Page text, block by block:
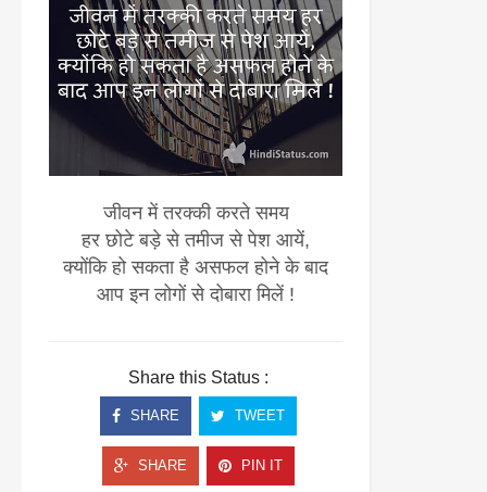
जीवन में तरक्की करते समय
हर छोटे बड़े से तमीज से पेश आयें,
क्योंकि हो सकता है असफल होने के बाद
आप इन लोगों से दोबारा मिलें !
Share this Status :
SHARE TWEET
SHARE PIN IT